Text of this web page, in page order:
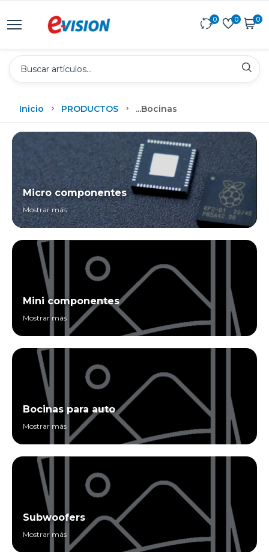
0 0 0
Inicio PRODUCTOS ...Bocinas
Micro componentes
Mostrar más
Mini componentes
Mostrar más
Bocinas para auto
Mostrar más
Subwoofers
Mostrar más